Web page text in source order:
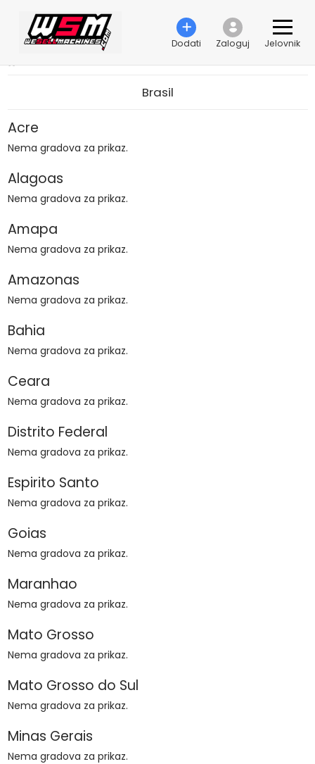
Dodati Zaloguj Jelovnik
Brasil
Acre
Nema gradova za prikaz.
Alagoas
Nema gradova za prikaz.
Amapa
Nema gradova za prikaz.
Amazonas
Nema gradova za prikaz.
Bahia
Nema gradova za prikaz.
Ceara
Nema gradova za prikaz.
Distrito Federal
Nema gradova za prikaz.
Espirito Santo
Nema gradova za prikaz.
Goias
Nema gradova za prikaz.
Maranhao
Nema gradova za prikaz.
Mato Grosso
Nema gradova za prikaz.
Mato Grosso do Sul
Nema gradova za prikaz.
Minas Gerais
Nema gradova za prikaz.